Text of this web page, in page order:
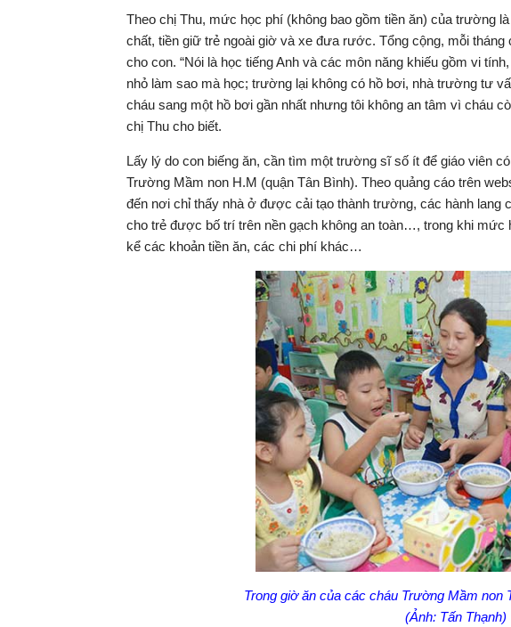
Theo chị Thu, mức học phí (không bao gồm tiền ăn) của trường
chất, tiền giữ trẻ ngoài giờ và xe đưa rước. Tổng cộng, mỗi tháng
cho con. “Nói là học tiếng Anh và các môn năng khiếu gồm vi
nhỏ làm sao mà học; trường lại không có hồ bơi, nhà trường tư
cháu sang một hồ bơi gần nhất nhưng tôi không an tâm vì cháu
chị Thu cho biết.
Lấy lý do con biếng ăn, cần tìm một trường sĩ số ít để giáo viên
Trường Mầm non H.M (quận Tân Bình). Theo quảng cáo trên
đến nơi chỉ thấy nhà ở được cải tạo thành trường, các hành lang
cho trẻ được bố trí trên nền gạch không an toàn…, trong khi mức
kể các khoản tiền ăn, các chi phí khác…
Trong giờ ăn của các cháu Trường Mầm non
(Ảnh: Tấn Thạnh)